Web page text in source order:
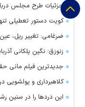
جزئیات طرح مجلس
کویت دستور تعطیلی
ضرغامی: تغییر ریل،
زنوزق؛ نگین پلکانی
جدیدترین فیلم مانی
کلاهبرداری و پولشویی
این درد‌ها را در سنین